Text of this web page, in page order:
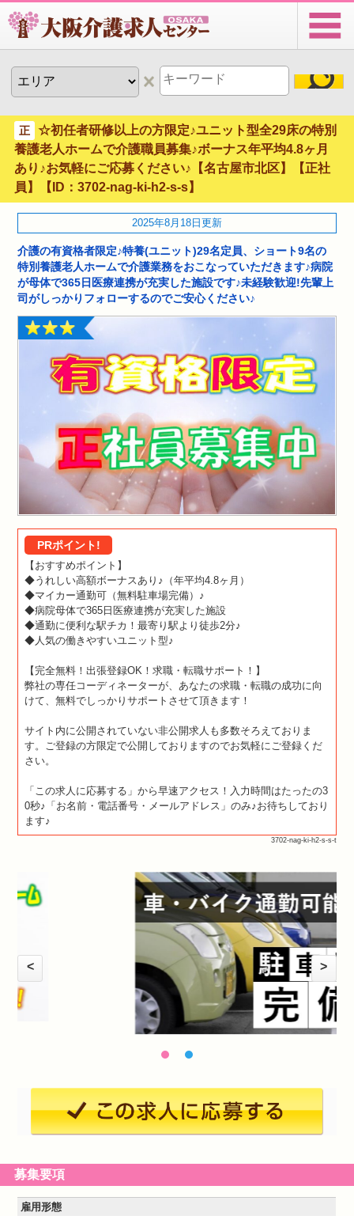
正
☆初任者研修以上の方限定♪ユニット型全29床の特別
養護老人ホームで介護職員募集♪ボーナス年平均4.8ヶ月
あり♪お気軽にご応募ください♪【名古屋市北区】【正社
員】【ID：3702-nag-ki-h2-s-s】
2025年8月18日更新
介護の有資格者限定♪特養(ユニット)29名定員、ショート9名の
特別養護老人ホームで介護業務をおこなっていただきます♪病院
が母体で365日医療連携が充実した施設です♪未経験歓迎!先輩上
司がしっかりフォローするのでご安心ください♪
PRポイント!
【おすすめポイント】
◆うれしい高額ボーナスあり♪（年平均4.8ヶ月）
◆マイカー通勤可（無料駐車場完備）♪
◆病院母体で365日医療連携が充実した施設
◆通勤に便利な駅チカ！最寄り駅より徒歩2分♪
◆人気の働きやすいユニット型♪
【完全無料！出張登録OK！求職・転職サポート！】
弊社の専任コーディネーターが、あなたの求職・転職の成功に向
けて、無料でしっかりサポートさせて頂きます！
サイト内に公開されていない非公開求人も多数そろえておりま
す。ご登録の方限定で公開しておりますのでお気軽にご登録くだ
さい。
「この求人に応募する」から早速アクセス！入力時間はたったの3
0秒♪「お名前・電話番号・メールアドレス」のみ♪お待ちしており
ます♪
3702-nag-ki-h2-s-s-t
< >
募集要項
雇用形態